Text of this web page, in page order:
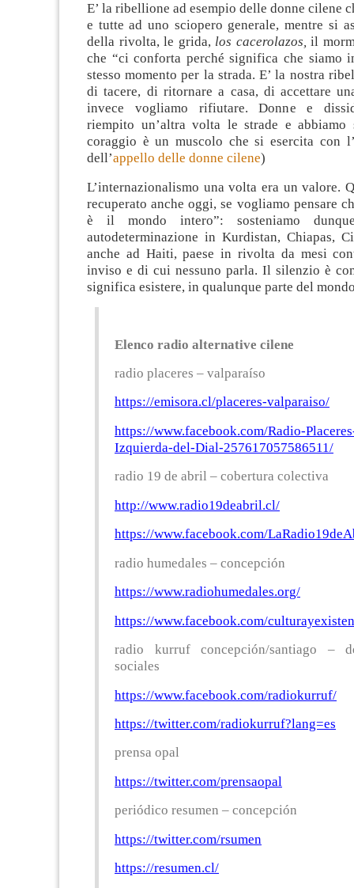
E’ la ribellione ad esempio delle donne cilene
e tutte ad uno sciopero generale, mentre si
della rivolta, le grida, los cacerolazos, il
che “ci conforta perché significa che siamo
stesso momento per la strada. E’ la nostra
di tacere, di ritornare a casa, di accettare
invece vogliamo rifiutare. Donne e
riempito un’altra volta le strade e abbiamo
coraggio è un muscolo che si esercita con
dell’appello delle donne cilene)
L’internazionalismo una volta era un valore.
recuperato anche oggi, se vogliamo pensare
è il mondo intero”: sosteniamo
autodeterminazione in Kurdistan, Chiapas,
anche ad Haiti, paese in rivolta da mesi
inviso e di cui nessuno parla. Il silenzio è
significa esistere, in qualunque parte del
Elenco radio alternative cilene
radio placeres – valparaíso
https://emisora.cl/placeres-valparaiso/
https://www.facebook.com/Radio-
Izquierda-del-Dial-257617057586511/
radio 19 de abril – cobertura colectiva
http://www.radio19deabril.cl/
https://www.facebook.com/
radio humedales – concepción
https://www.radiohumedales.org/
https://www.facebook.com/
radio kurruf concepción/santiago –
sociales
https://www.facebook.com/radiokurruf/
https://twitter.com/radiokurruf?lang=es
prensa opal
https://twitter.com/prensaopal
periódico resumen – concepción
https://twitter.com/rsumen
https://resumen.cl/